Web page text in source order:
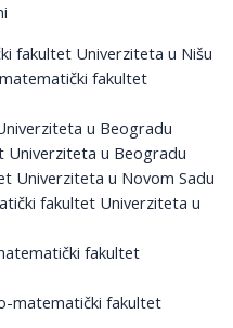
fakultet Univerziteta u Nišu
fakultet
u Beogradu
Univerziteta u Beogradu
Univerziteta u Novom Sadu
fakultet Univerziteta u
fakultet
matematički fakultet